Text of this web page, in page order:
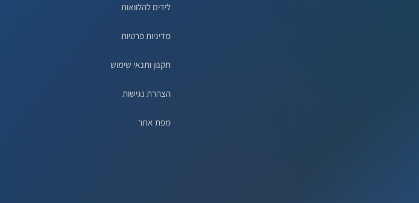
לידים להלוואות
מדיניות פרטיות
תקנון ותנאי שימוש
הצהרת נגישות
מפת אתר